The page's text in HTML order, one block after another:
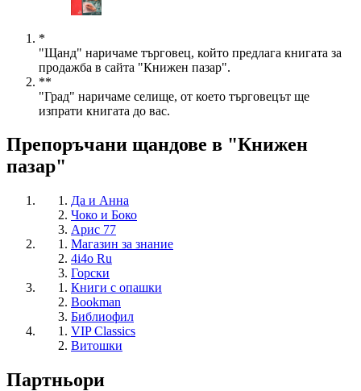
*
"Щанд" наричаме търговец, който предлага книгата за
продажба в сайта "Книжен пазар".
**
"Град" наричаме селище, от което търговецът ще
изпрати книгата до вас.
Препоръчани щандове в "Книжен
пазар"
Да и Анна
Чоко и Боко
Арис 77
Магазин за знание
4i4o Ru
Горски
Книги с опашки
Bookman
Библиофил
VIP Classics
Витошки
Партньори